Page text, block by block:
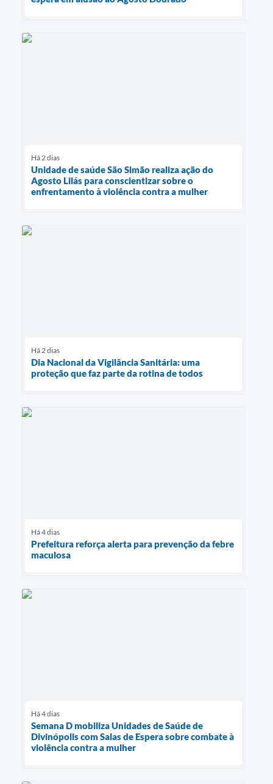
Há 2 dias
Unidade de saúde São Simão realiza ação do
Agosto Lilás para conscientizar sobre o
enfrentamento à violência contra a mulher
Há 2 dias
Dia Nacional da Vigilância Sanitária: uma
proteção que faz parte da rotina de todos
Há 4 dias
Prefeitura reforça alerta para prevenção da febre
maculosa
Há 4 dias
Semana D mobiliza Unidades de Saúde de
Divinópolis com Salas de Espera sobre combate à
violência contra a mulher